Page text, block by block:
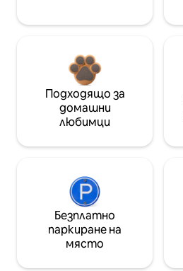
Подходящо за
домашни
любимци
Безплатно
паркиране на
място